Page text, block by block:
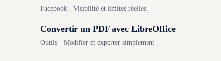
Facebook - Visibilité et limites réelles
Convertir un PDF avec LibreOffice
Outils - Modifier et exporter simplement